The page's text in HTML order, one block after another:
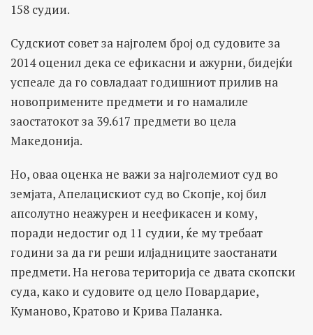
158 судии.
Судскиот совет за најголем број од судовите за
2014 оценил дека се ефикасни и ажурни, бидејќи
успеале да го совладаат годишниот прилив на
новопримените предмети и го намалиле
заостатокот за 39.617 предмети во цела
Македонија.
Но, оваа оценка не важи за најголемиот суд во
земјата, Апелацискиот суд во Скопје, кој бил
апсолутно неажурен и неефикасен и кому,
поради недостиг од 11 судии, ќе му требаат
години за да ги реши илјадниците заостанати
предмети. На негова територија се двата скопски
суда, како и судовите од цело Повардарие,
Куманово, Кратово и Крива Паланка.